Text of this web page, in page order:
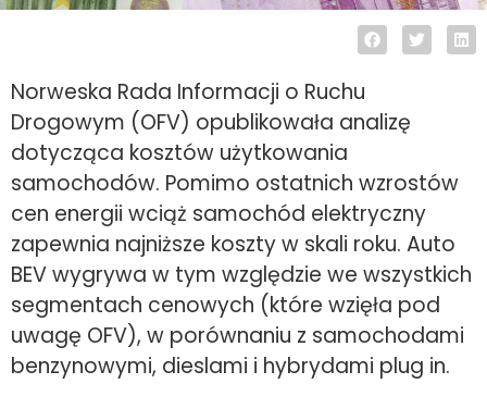
Norweska Rada Informacji o Ruchu
Drogowym (OFV) opublikowała analizę
dotycząca kosztów użytkowania
samochodów. Pomimo ostatnich wzrostów
cen energii wciąż samochód elektryczny
zapewnia najniższe koszty w skali roku. Auto
BEV wygrywa w tym względzie we wszystkich
segmentach cenowych (które wzięła pod
uwagę OFV), w porównaniu z samochodami
benzynowymi, dieslami i hybrydami plug in.